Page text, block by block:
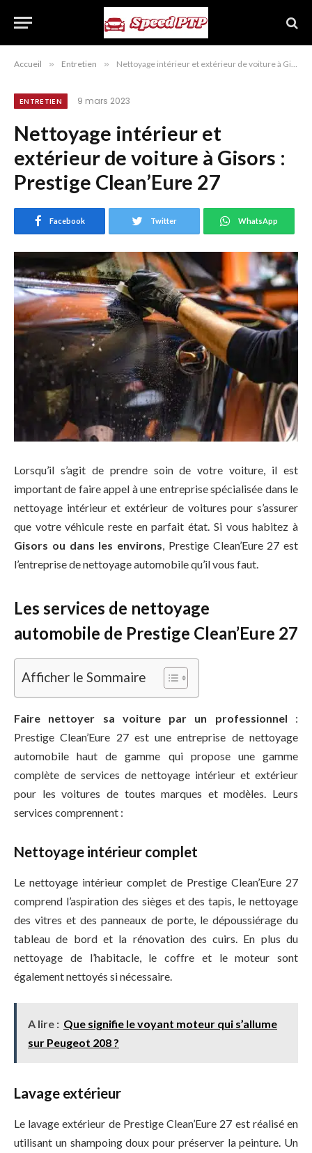
Accueil » Entretien » Nettoyage intérieur et extérieur de voiture à Gisors : Prestige Clean’Eure 27
ENTRETIEN 9 mars 2023
Nettoyage intérieur et
extérieur de voiture à Gisors :
Prestige Clean’Eure 27
Facebook Twitter WhatsApp
Lorsqu’il s’agit de prendre soin de votre voiture, il est
important de faire appel à une entreprise spécialisée dans le
nettoyage intérieur et extérieur de voitures pour s’assurer
que votre véhicule reste en parfait état. Si vous habitez à
Gisors ou dans les environs , Prestige Clean’Eure 27 est
l’entreprise de nettoyage automobile qu’il vous faut.
Les services de nettoyage
automobile de Prestige Clean’Eure 27
Afficher le Sommaire
Faire nettoyer sa voiture par un professionnel :
Prestige Clean’Eure 27 est une entreprise de nettoyage
automobile haut de gamme qui propose une gamme
complète de services de nettoyage intérieur et extérieur
pour les voitures de toutes marques et modèles. Leurs
services comprennent :
Nettoyage intérieur complet
Le nettoyage intérieur complet de Prestige Clean’Eure 27
comprend l’aspiration des sièges et des tapis, le nettoyage
des vitres et des panneaux de porte, le dépoussiérage du
tableau de bord et la rénovation des cuirs. En plus du
nettoyage de l’habitacle, le coffre et le moteur sont
également nettoyés si nécessaire.
A lire : Que signifie le voyant moteur qui s’allume
sur Peugeot 208 ?
Lavage extérieur
Le lavage extérieur de Prestige Clean’Eure 27 est réalisé en
utilisant un shampoing doux pour préserver la peinture. Un